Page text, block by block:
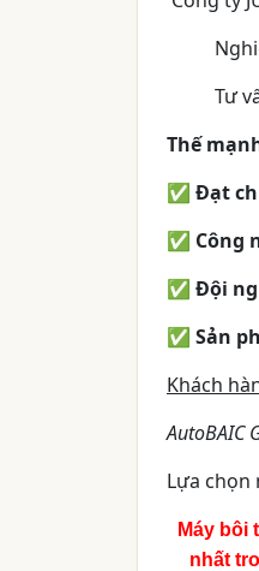
Tư
Thế
✅ Đạt
✅ Công
✅ Đội
✅ Sản
Khách
AutoBAIC
Lựa chọn
Máy bôi
nhất